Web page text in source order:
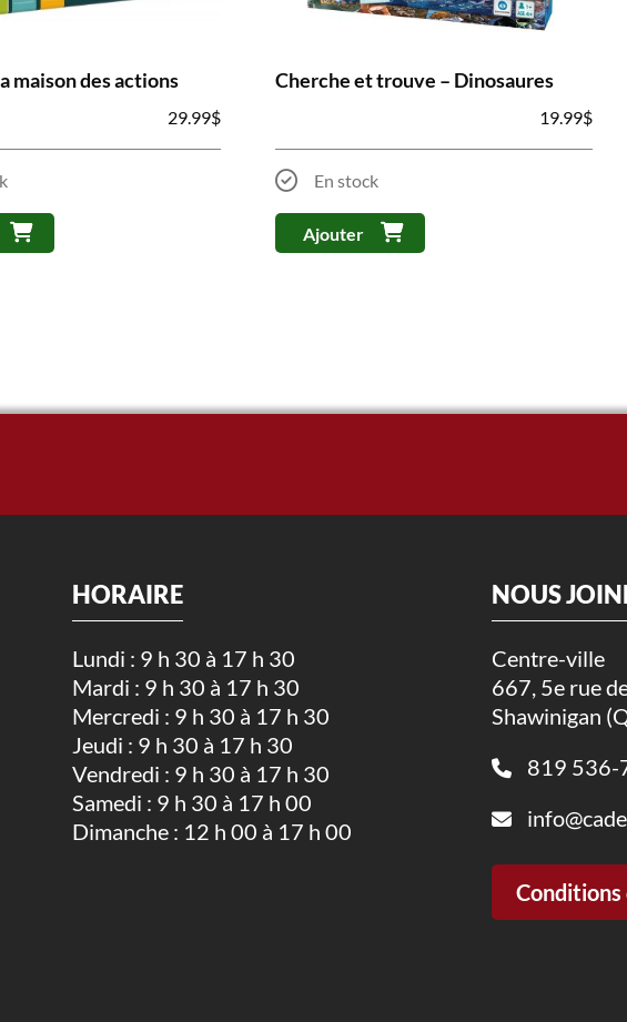
maison des actions
29.99$
Cherche et trouve – Dinosaures
19.99$
En stock
Ajouter
HORAIRE
Lundi : 9 h 30 à 17 h 30
Mardi : 9 h 30 à 17 h 30
Mercredi : 9 h 30 à 17 h 30
Jeudi : 9 h 30 à 17 h 30
Vendredi : 9 h 30 à 17 h 30
Samedi : 9 h 30 à 17 h 00
Dimanche : 12 h 00 à 17 h 00
NOUS
Centre-ville
667, 5e rue
Shawinigan
819 536-
Conditions